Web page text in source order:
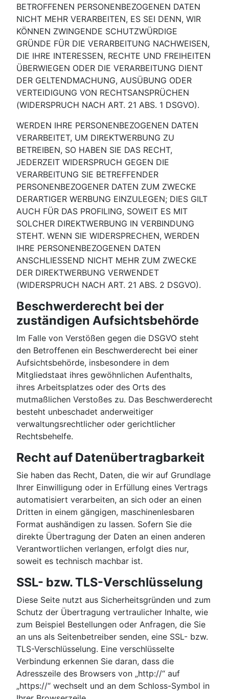
BETROFFENEN PERSONENBEZOGENEN DATEN
NICHT MEHR VERARBEITEN, ES SEI DENN, WIR
KÖNNEN ZWINGENDE SCHUTZWÜRDIGE
GRÜNDE FÜR DIE VERARBEITUNG NACHWEISEN,
DIE IHRE INTERESSEN, RECHTE UND FREIHEITEN
ÜBERWIEGEN ODER DIE VERARBEITUNG DIENT
DER GELTENDMACHUNG, AUSÜBUNG ODER
VERTEIDIGUNG VON RECHTSANSPRÜCHEN
(WIDERSPRUCH NACH ART. 21 ABS. 1 DSGVO).
WERDEN IHRE PERSONENBEZOGENEN DATEN
VERARBEITET, UM DIREKTWERBUNG ZU
BETREIBEN, SO HABEN SIE DAS RECHT,
JEDERZEIT WIDERSPRUCH GEGEN DIE
VERARBEITUNG SIE BETREFFENDER
PERSONENBEZOGENER DATEN ZUM ZWECKE
DERARTIGER WERBUNG EINZULEGEN; DIES GILT
AUCH FÜR DAS PROFILING, SOWEIT ES MIT
SOLCHER DIREKTWERBUNG IN VERBINDUNG
STEHT. WENN SIE WIDERSPRECHEN, WERDEN
IHRE PERSONENBEZOGENEN DATEN
ANSCHLIESSEND NICHT MEHR ZUM ZWECKE
DER DIREKTWERBUNG VERWENDET
(WIDERSPRUCH NACH ART. 21 ABS. 2 DSGVO).
Beschwerderecht bei der
zuständigen Aufsichtsbehörde
Im Falle von Verstößen gegen die DSGVO steht
den Betroffenen ein Beschwerderecht bei einer
Aufsichtsbehörde, insbesondere in dem
Mitgliedstaat ihres gewöhnlichen Aufenthalts,
ihres Arbeitsplatzes oder des Orts des
mutmaßlichen Verstoßes zu. Das Beschwerderecht
besteht unbeschadet anderweitiger
verwaltungsrechtlicher oder gerichtlicher
Rechtsbehelfe.
Recht auf Datenübertragbarkeit
Sie haben das Recht, Daten, die wir auf Grundlage
Ihrer Einwilligung oder in Erfüllung eines Vertrags
automatisiert verarbeiten, an sich oder an einen
Dritten in einem gängigen, maschinenlesbaren
Format aushändigen zu lassen. Sofern Sie die
direkte Übertragung der Daten an einen anderen
Verantwortlichen verlangen, erfolgt dies nur,
soweit es technisch machbar ist.
SSL- bzw. TLS-Verschlüsselung
Diese Seite nutzt aus Sicherheitsgründen und zum
Schutz der Übertragung vertraulicher Inhalte, wie
zum Beispiel Bestellungen oder Anfragen, die Sie
an uns als Seitenbetreiber senden, eine SSL- bzw.
TLS-Verschlüsselung. Eine verschlüsselte
Verbindung erkennen Sie daran, dass die
Adresszeile des Browsers von „http://“ auf
„https://“ wechselt und an dem Schloss-Symbol in